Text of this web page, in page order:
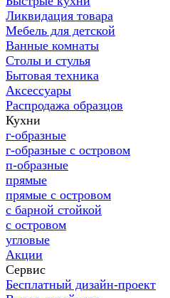
Ликвидация товара
Мебель для детской
Ванные комнаты
Столы и стулья
Бытовая техника
Аксессуары
Распродажа образцов
Кухни
г-образные
г-образные с островом
п-образные
прямые
прямые с островом
с барной стойкой
с островом
угловые
Акции
Сервис
Бесплатный дизайн-проект